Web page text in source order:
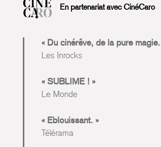
En partenariat avecCinéCaro
Du cinérêve, de la pure magie.
Les Inrocks
SUBLIME !
Le Monde
Eblouissant.
Télérama